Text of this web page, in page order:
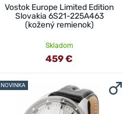
Vostok Europe Limited Edition
Slovakia 6S21-225A463
(kožený remienok)
Skladom
459 €
NOVINKA